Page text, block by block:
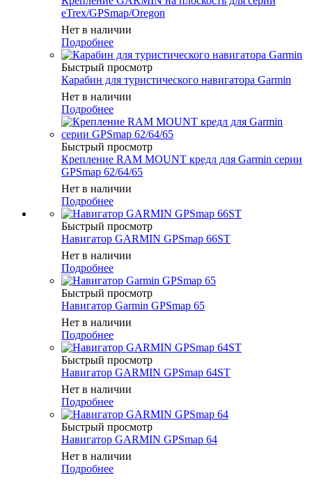
eTrex/GPSmap/Oregon
Нет в наличии
Подробнее
Быстрый просмотр
Карабин для туристического навигатора Garmin
Нет в наличии
Подробнее
Быстрый просмотр
Крепление RAM MOUNT кредл для Garmin серии
GPSmap 62/64/65
Нет в наличии
Подробнее
Быстрый просмотр
Навигатор GARMIN GPSmap 66ST
Нет в наличии
Подробнее
Быстрый просмотр
Навигатор Garmin GPSmap 65
Нет в наличии
Подробнее
Быстрый просмотр
Навигатор GARMIN GPSmap 64ST
Нет в наличии
Подробнее
Быстрый просмотр
Навигатор GARMIN GPSmap 64
Нет в наличии
Подробнее